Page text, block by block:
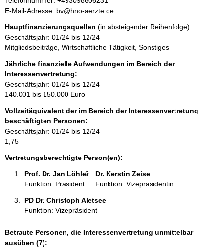
o
r
m
a
i
o
n
e
n
:
e
s
e
o
t
a
k
t
i
n
f
r
m
a
t
i
E-Mail-Adresse: bv@hno-aerzte.de
Hauptfinanzierungsquellen (in absteigender Reihenfolge):
Geschäftsjahr: 01/24 bis 12/24
Mitgliedsbeiträge, Wirtschaftliche Tätigkeit, Sonstiges
Jährliche finanzielle Aufwendungen im Bereich der
Interessenvertretung:
Geschäftsjahr: 01/24 bis 12/24
140.001 bis 150.000 Euro
Vollzeitäquivalent der im Bereich der Interessenvertretung
beschäftigten Personen:
Geschäftsjahr: 01/24 bis 12/24
1,75
Vertretungsberechtigte Person(en):
Prof. Dr. Jan Löhler
Funktion: Präsident
Dr. Kerstin Zeise
Funktion: Vizepräsidentin
PD Dr. Christoph Aletsee
Funktion: Vizepräsident
Betraute Personen, die Interessenvertretung unmittelbar
ausüben (7):